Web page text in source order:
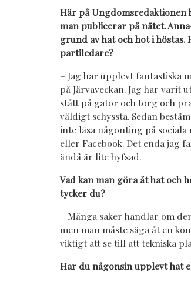
Här på Ungdomsredaktionen
man publicerar på nätet.
grund av hat och hot i
partiledare?
– Jag har upplevt fantastiska
på Järvaveckan. Jag har varit
stått på gator och torg och
väldigt schyssta. Sedan
inte läsa någonting på
eller Facebook. Det enda jag
ändå är lite hyfsad.
Vad kan man göra åt hat och
tycker du?
– Många saker handlar om
men man måste säga åt en
viktigt att se till att tekniska
Har du någonsin upplevt hat